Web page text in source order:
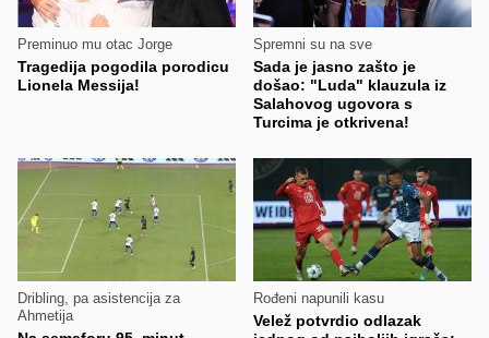
Preminuo mu otac Jorge
Tragedija pogodila porodicu
Lionela Messija!
Spremni su na sve
Sada je jasno zašto je
došao: "Luda" klauzula iz
Salahovog ugovora s
Turcima je otkrivena!
Dribling, pa asistencija za
Ahmetija
Rođeni napunili kasu
Velež potvrdio odlazak